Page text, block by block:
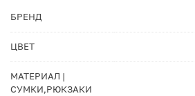
БРЕНД
ЦВЕТ
МАТЕРИАЛ |
СУМКИ,РЮКЗАКИ